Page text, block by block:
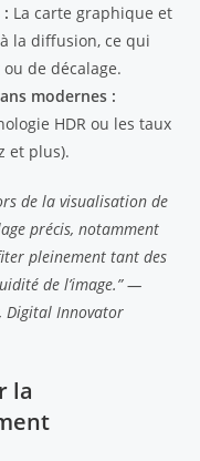
La carte graphique et
la diffusion, ce qui
de décalage.
modernes :
HDR ou les taux
et plus).
de la visualisation de
précis, notamment
pleinement tant des
de l’image.” —
Digital Innovator
la